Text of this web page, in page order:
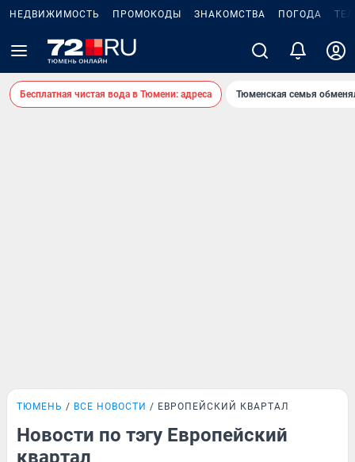
НЕДВИЖИМОСТЬ ПРОМОКОДЫ ЗНАКОМСТВА ПОГОДА
Бесплатная чистая вода в Тюмени: адреса Тюменская семья
ТЮМЕНЬ ВСЕ НОВОСТИ ЕВРОПЕЙСКИЙ КВАРТАЛ
Новости по тэгу Европейский
квартал